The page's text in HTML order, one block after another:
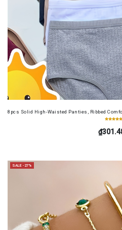
8pcs Solid High-Waisted Panties, Ribbed
SALE -27%